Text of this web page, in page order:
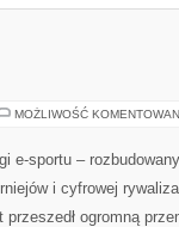
MOŻLIWOŚĆ
e-sportu –
i cyfrowej
przeszedł ogromną